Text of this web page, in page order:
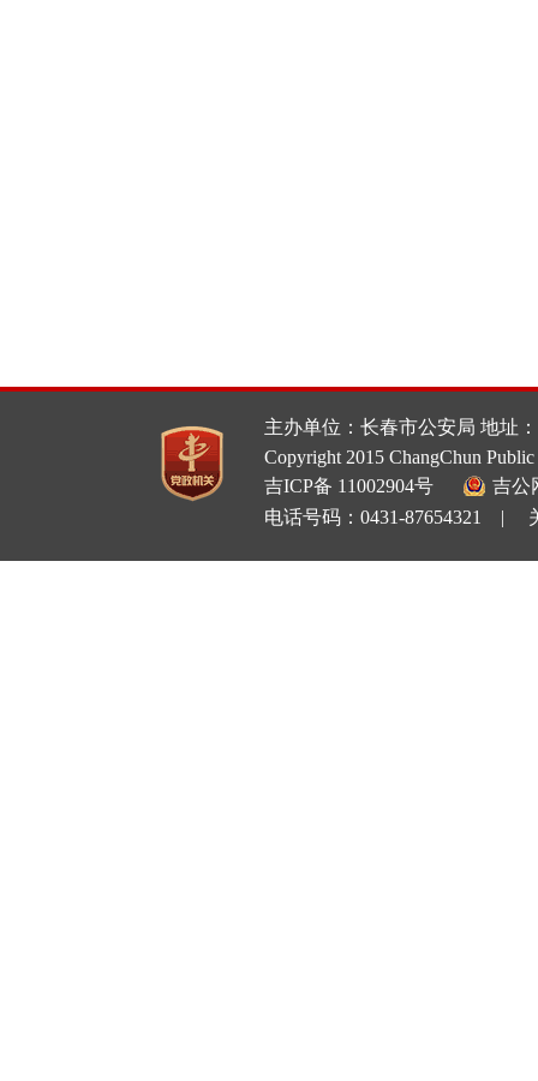
主办单位：长春市公安局 地址
Copyright 2015 ChangChun
吉ICP备 11002904号
吉公
电话号码：0431-87654321 |